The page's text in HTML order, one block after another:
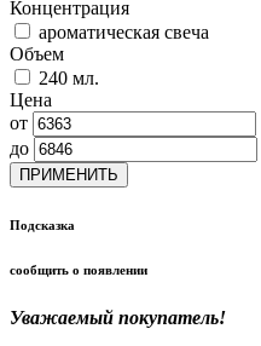
Концентрация
ароматическая свеча
Объем
240 мл.
Цена
от
до
ПРИМЕНИТЬ
Подсказка
сообщить о появлении
Уважаемый покупатель!